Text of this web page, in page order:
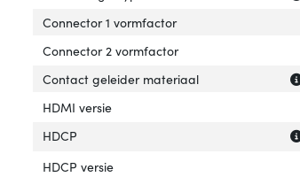
Connector 1 vormfactor
Connector 2 vormfactor
Contact geleider materiaal
HDMI versie
HDCP
HDCP versie